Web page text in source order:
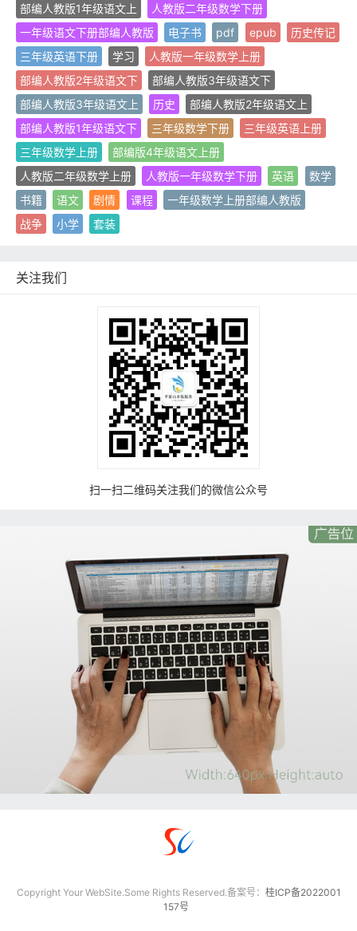
部编人教版1年级语文上
人教版二年级数学下册
一年级语文下册部编人教版
电子书 pdf epub
历史传记
三年级英语下册
学习
人教版一年级数学上册
部编人教版2年级语文下
部编人教版3年级语文下
部编人教版3年级语文上
历史
部编人教版2年级语文上
部编人教版1年级语文下
三年级数学下册
三年级英语上册
三年级数学上册
部编版4年级语文上册
人教版二年级数学上册
人教版一年级数学下册 英语
数学
书籍
语文 剧情 课程
一年级数学上册部编人教版
战争
小学 套装
关注我们
扫一扫二维码关注我们的微信公众号
Copyright Your WebSite.Some Rights Reserved.备案号： 桂ICP备2022001
157号